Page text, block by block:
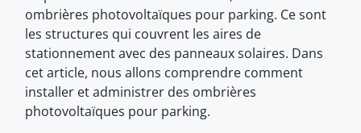
ombrières photovoltaïques pour parking. Ce sont
les structures qui couvrent les aires de
stationnement avec des panneaux solaires. Dans
cet article, nous allons comprendre comment
installer et administrer des ombrières
photovoltaïques pour parking.